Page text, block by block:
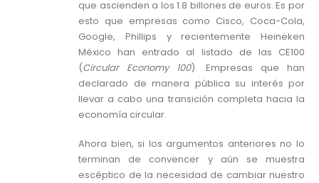
que ascienden a los 1.8 billones de euros. Es por
esto que empresas como Cisco, Coca-Cola,
Google, Phillips y recientemente Heineken
México han entrado al listado de las CE100
(Circular Economy 100). Empresas que han
declarado de manera pública su interés por
llevar a cabo una transición completa hacia la
economía circular.
Ahora bien, si los argumentos anteriores no lo
terminan de convencer y aún se muestra
escéptico de la necesidad de cambiar nuestro